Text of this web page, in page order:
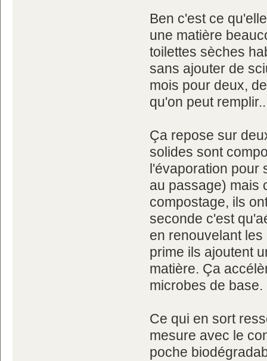
Ben c'est ce
une matière
toilettes sèches
sans ajouter de
mois pour deux,
qu'on peut
Ça repose sur
solides sont
l'évaporation pour
au passage) mais
compostage, ils
seconde c'est
en renouvelant
prime ils ajoutent
matière. Ça
microbes de base.
Ce qui en sort
mesure avec le
poche